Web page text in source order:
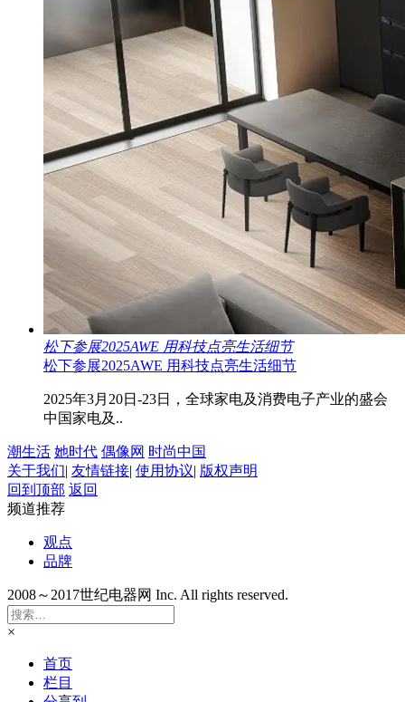
松下参展2025AWE 用科技点亮生活细节
松下参展2025AWE 用科技点亮生活细节
2025年3月20日-23日，全球家电及消费电子产业的盛会
中国家电及..
潮生活 她时代 偶像网 时尚中国
关于我们| 友情链接| 使用协议| 版权声明
回到顶部 返回
频道推荐
观点
品牌
2008～2017世纪电器网 Inc. All rights reserved.
×
首页
栏目